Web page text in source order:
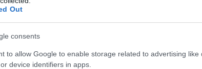
Out
consents
to allow Google to enable storage related to advertising like
device identifiers in apps.